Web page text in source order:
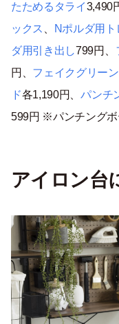
たためるタライ3,490
ックス
Nポルダ用ト
ダ用引き出し799円、
円、 フェイクグリーン
ド各1,190円、パンチ
599円 ※パンチングボ
アイロン台